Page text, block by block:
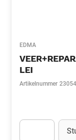
EDMA
LEI
Artikelnummer 23054